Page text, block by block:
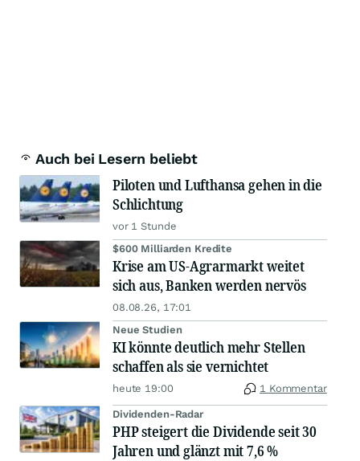
Auch bei Lesern beliebt
Piloten und Lufthansa gehen in die
Schlichtung
vor 1 Stunde
$600 Milliarden Kredite
Krise am US-Agrarmarkt weitet
sich aus, Banken werden nervös
08.08.26, 17:01
Neue Studien
KI könnte deutlich mehr Stellen
schaffen als sie vernichtet
heute 19:00 1 Kommentar
Dividenden-Radar
PHP steigert die Dividende seit 30
Jahren und glänzt mit 7,6 %